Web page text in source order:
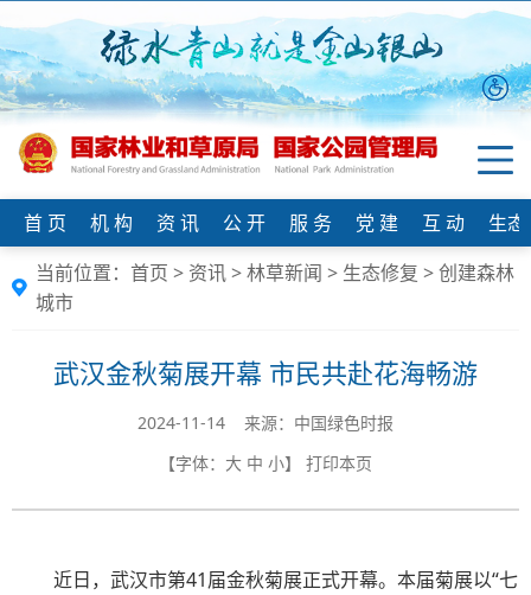
首 页 机 构 资 讯 公 开 服 务 党 建 互 动
生
当前位置： 首页 > 资讯>林草新闻 > 生态修复 >创建森林
城市
武汉金秋菊展开幕 市民共赴花海畅游
2024-11-14 来源：中国绿色时报
【字体： 大 中 小】 打印本页
近日，武汉市第41届金秋菊展正式开幕。本届菊展以“七